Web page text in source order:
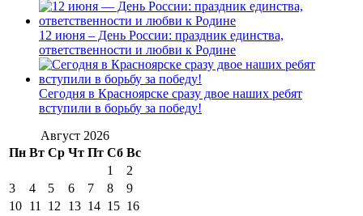
12 июня – День России: праздник единства,
ответственности и любви к Родине
Сегодня в Красноярске сразу двое наших ребят
вступили в борьбу за победу!
Август 2026
Пн Вт Ср Чт Пт Сб Вс
1
2
3
4 5 6 7 8
9
10 11 12 13 14 15 16